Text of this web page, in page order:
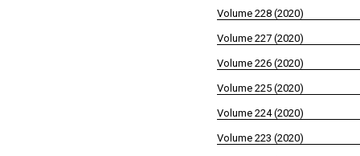
Volume 228 (2020)
Volume 227 (2020)
Volume 226 (2020)
Volume 225 (2020)
Volume 224 (2020)
Volume 223 (2020)